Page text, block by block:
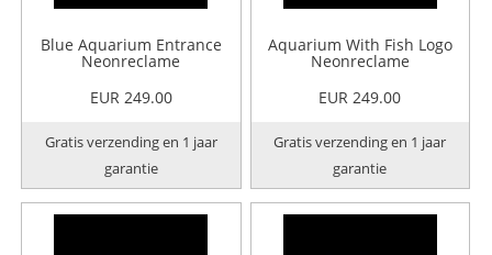
Blue Aquarium Entrance
Neonreclame
EUR 249.00
Gratis verzending en 1 jaar
garantie
Aquarium With Fish Logo
Neonreclame
EUR 249.00
Gratis verzending en 1 jaar
garantie